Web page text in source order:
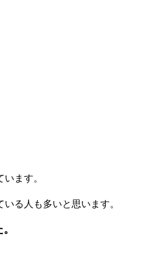
ます。
る人も多いと思います。